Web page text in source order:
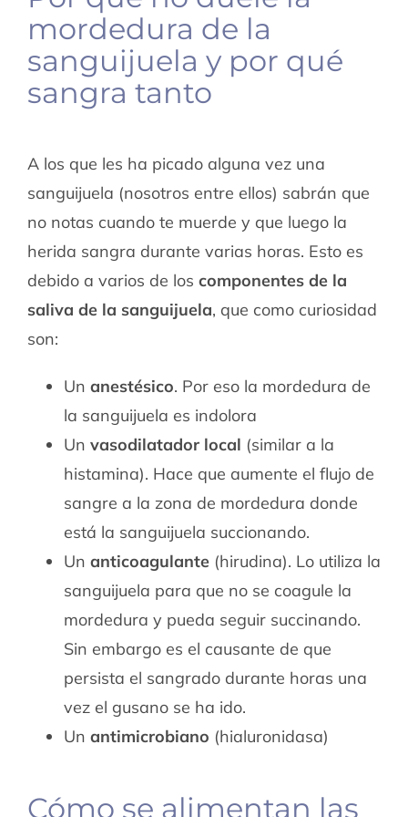
mordedura de la
sanguijuela y por qué
sangra tanto
A los que les ha picado alguna vez una
sanguijuela (nosotros entre ellos) sabrán que
no notas cuando te muerde y que luego la
herida sangra durante varias horas. Esto es
debido a varios de los componentes de la
saliva de la sanguijuela, que como curiosidad
son:
Un anestésico. Por eso la mordedura de
la sanguijuela es indolora
Un vasodilatador local (similar a la
histamina). Hace que aumente el flujo de
sangre a la zona de mordedura donde
está la sanguijuela succionando.
Un anticoagulante(hirudina). Lo utiliza la
sanguijuela para que no se coagule la
mordedura y pueda seguir succinando.
Sin embargo es el causante de que
persista el sangrado durante horas una
vez el gusano se ha ido.
Un antimicrobiano (hialuronidasa)
Cómo se alimentan las